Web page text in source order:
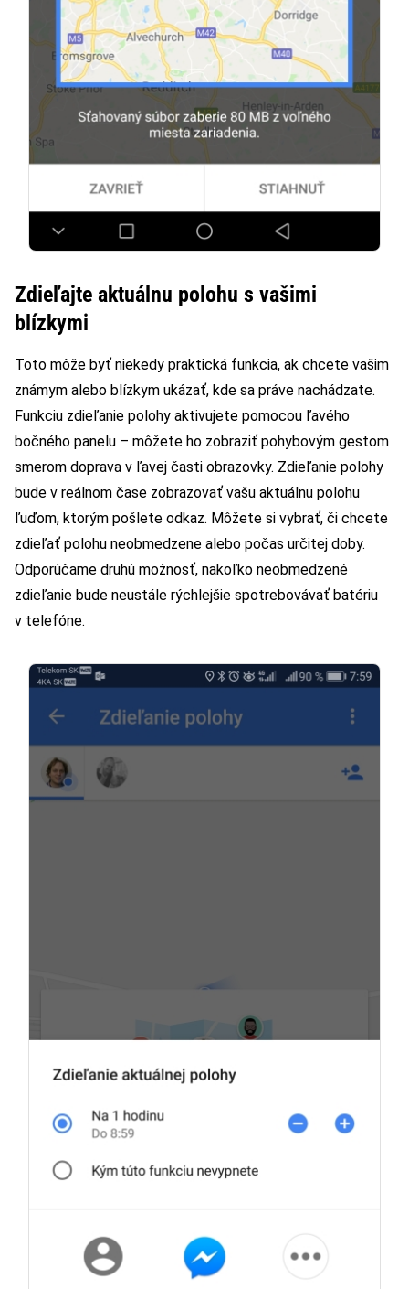
Zdieľajte aktuálnu polohu s vašimi
blízkymi
Toto môže byť niekedy praktická funkcia, ak chcete vašim
známym alebo blízkym ukázať, kde sa práve nachádzate.
Funkciu zdieľanie polohy aktivujete pomocou ľavého
bočného panelu – môžete ho zobraziť pohybovým gestom
smerom doprava v ľavej časti obrazovky. Zdieľanie polohy
bude v reálnom čase zobrazovať vašu aktuálnu polohu
ľuďom, ktorým pošlete odkaz. Môžete si vybrať, či chcete
zdieľať polohu neobmedzene alebo počas určitej doby.
Odporúčame druhú možnosť, nakoľko neobmedzené
zdieľanie bude neustále rýchlejšie spotrebovávať batériu
v telefóne.